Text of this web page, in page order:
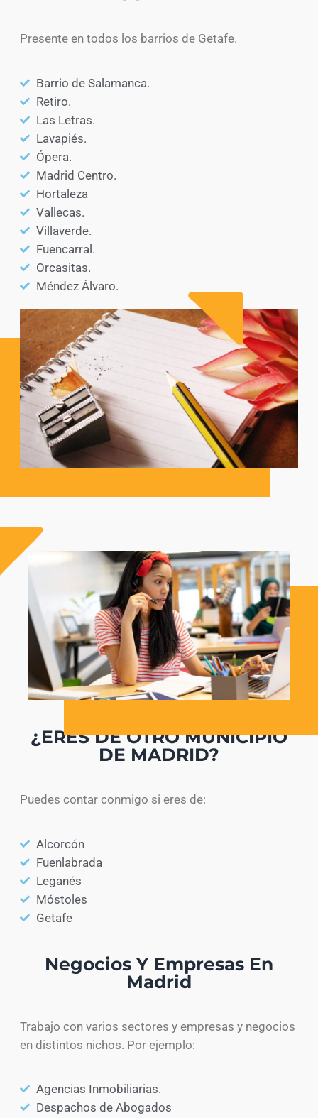
Presente en todos los barrios de Getafe.
Barrio de Salamanca.
Retiro.
Las Letras.
Lavapiés.
Ópera.
Madrid Centro.
Hortaleza
Vallecas.
Villaverde.
Fuencarral.
Orcasitas.
Méndez Álvaro.
¿ERES DE OTRO MUNICIPIO
DE MADRID?
Puedes contar conmigo si eres de:
Alcorcón
Fuenlabrada
Leganés
Móstoles
Getafe
Negocios Y Empresas En
Madrid
Trabajo con varios sectores y empresas y negocios
en distintos nichos. Por ejemplo:
Agencias Inmobiliarias.
Despachos de Abogados